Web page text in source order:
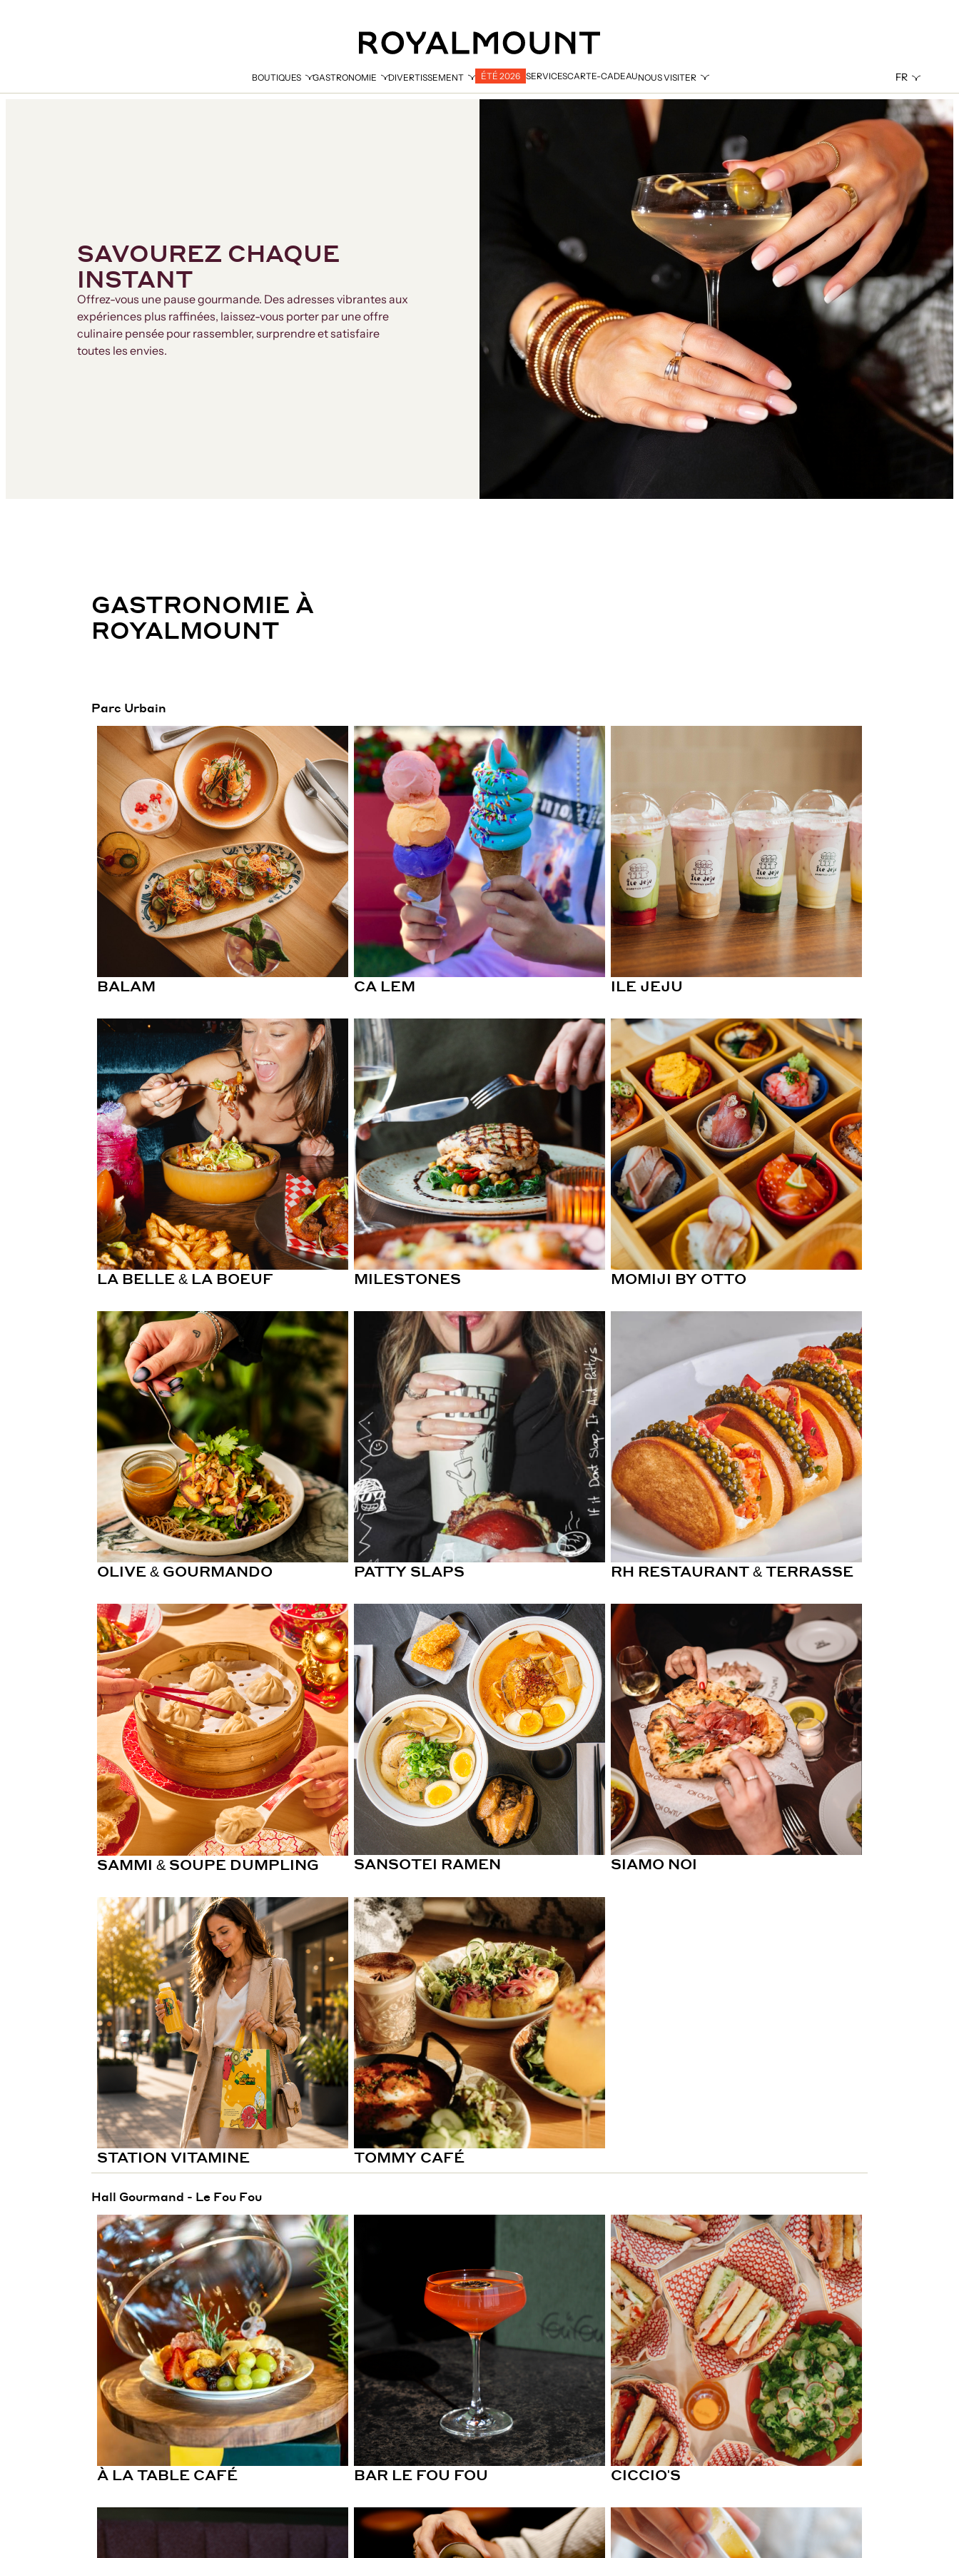
BOUTIQUES GASTRONOMIE DIVERTISSEMENT ÉTÉ 2026 SERVICESCARTE-CADEAUNOUS VISITER FR
SAVOUREZ CHAQUE
INSTANT
Offrez-vous une pause gourmande. Des adresses vibrantes aux
expériences plus raffinées, laissez-vous porter par une offre
culinaire pensée pour rassembler, surprendre et satisfaire
toutes les envies.
GASTRONOMIE À
ROYALMOUNT
Parc Urbain
BALAM CA LEM ILE JEJU
LA BELLE & LA BOEUF MILESTONES MOMIJI BY OTTO
OLIVE & GOURMANDO PATTY SLAPS RH RESTAURANT & TERRASSE
SAMMI & SOUPE DUMPLING SANSOTEI RAMEN SIAMO NOI
STATION VITAMINE TOMMY CAFÉ
Hall Gourmand - Le Fou Fou
À LA TABLE CAFÉ BAR LE FOU FOU CICCIO'S